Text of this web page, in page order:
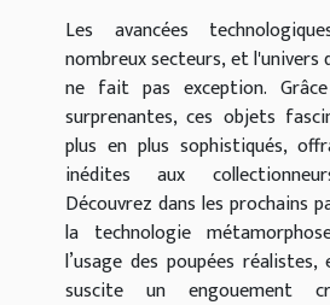
Les avancées
nombreux secteurs, et l'univers
ne fait pas exception.
surprenantes, ces objets
plus en plus sophistiqués,
inédites aux
Découvrez dans les prochains
la technologie
l’usage des poupées
suscite un engouement